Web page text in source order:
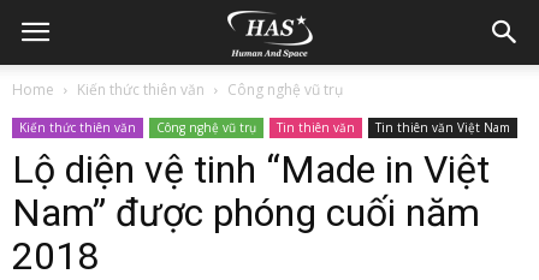
Home Kiến thức thiên văn Công nghệ vũ trụ
Kiến thức thiên văn Công nghệ vũ trụ Tin thiên văn Tin thiên văn Việt Nam
Lộ diện vệ tinh “Made in Việt
Nam” được phóng cuối năm
2018